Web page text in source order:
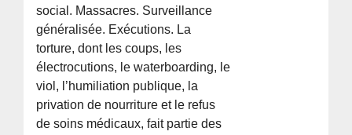
social. Massacres. Surveillance
généralisée. Exécutions. La
torture, dont les coups, les
électrocutions, le waterboarding, le
viol, l’humiliation publique, la
privation de nourriture et le refus
de soins médicaux, fait partie des